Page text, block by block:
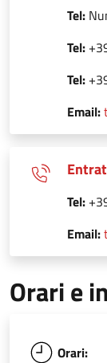
Tel:
Tel:
Tel:
Email:
Tel:
Email:
Orari e
Orari: